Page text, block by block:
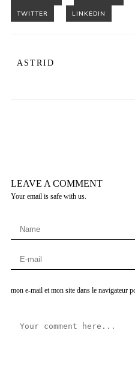
ASTRID
LEAVE A COMMENT
Your email is safe with us.
mon e-mail et mon site dans le navigateur